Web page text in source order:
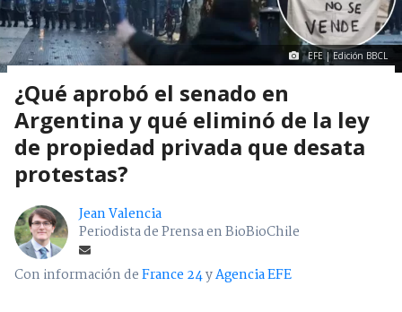
EFE | Edición BBCL
¿Qué aprobó el senado en
Argentina y qué eliminó de la ley
de propiedad privada que desata
protestas?
Jean Valencia
Periodista de Prensa en BioBioChile
Con información deFrance 24yAgencia EFE